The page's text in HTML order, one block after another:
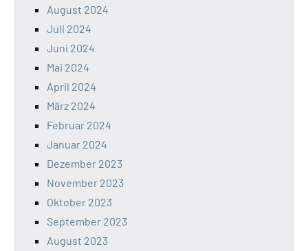
August 2024
Juli 2024
Juni 2024
Mai 2024
April 2024
März 2024
Februar 2024
Januar 2024
Dezember 2023
November 2023
Oktober 2023
September 2023
August 2023